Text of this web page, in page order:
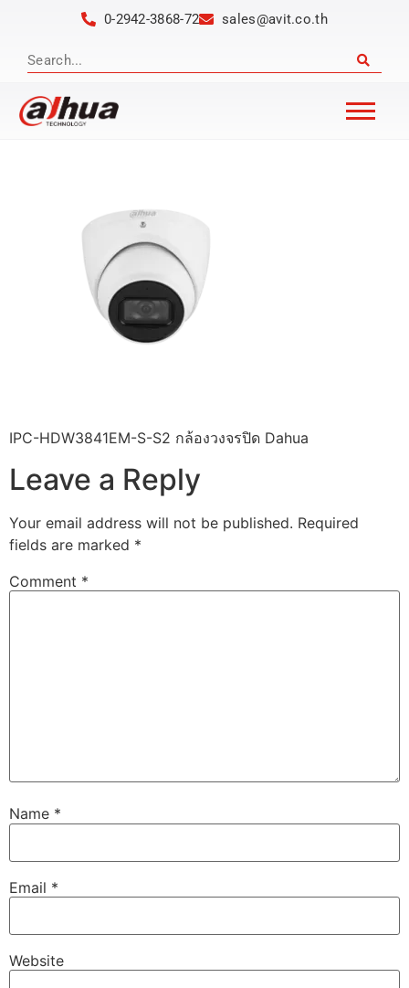
0-2942-3868-72 sales@avit.co.th
IPC-HDW3841EM-S-S2 กล้องวงจรปิด Dahua
Leave a Reply
Your email address will not be published. Required
fields are marked *
Comment *
Name *
Email *
Website